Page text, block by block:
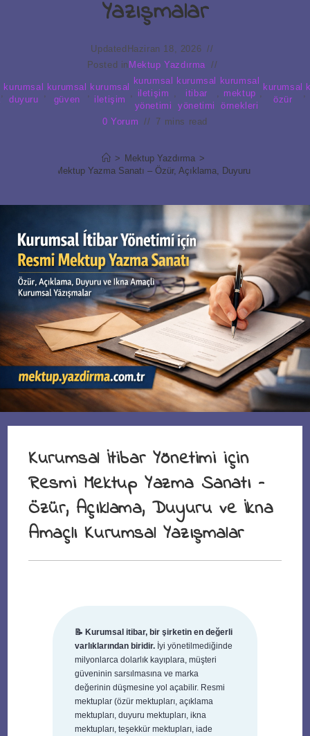
Yazışmalar
Updated Haziran 18, 2026
Posted in Mektup Yazdırma
,
kurumsal
duyuru
,
kurumsal
güven
,
kurumsal
iletişim
,
kurumsal
iletişim
yönetimi
,
kurumsal
itibar
yönetimi
,
kurumsal
mektup
örnekleri
,
kurumsal
özür
,
0 Yorum 7 mins read
> Mektup Yazdırma >
için Resmi Mektup Yazma Sanatı – Özür, Açıklama, Duyuru ve İkna
Kurumsal İtibar Yönetimi için
Resmi Mektup Yazma Sanatı –
Özür, Açıklama, Duyuru ve İkna
Amaçlı Kurumsal Yazışmalar
📝 Kurumsal itibar, bir şirketin en değerli
varlıklarından biridir. İyi yönetilmediğinde
milyonlarca dolarlık kayıplara, müşteri
güveninin sarsılmasına ve marka
değerinin düşmesine yol açabilir. Resmi
mektuplar (özür mektupları, açıklama
mektupları, duyuru mektupları, ikna
mektupları, teşekkür mektupları, iade